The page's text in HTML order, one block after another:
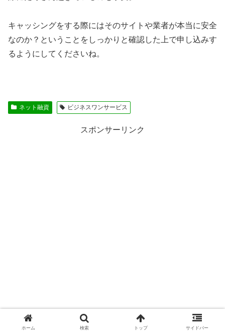
キャッシングをする際にはそのサイトや業者が本当に安全
なのか？ということをしっかりと確認した上で申し込みす
るようにしてくださいね。
ネット融資 ビジネスワンサービス
スポンサーリンク
ホーム 検索 トップ サイドバー